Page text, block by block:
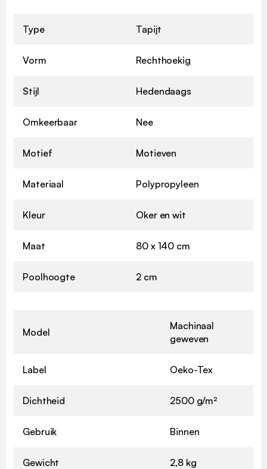
Type Tapijt
Vorm Rechthoekig
Stijl Hedendaags
Omkeerbaar Nee
Motief Motieven
Materiaal Polypropyleen
Kleur Oker en wit
Maat 80 x 140 cm
Poolhoogte 2 cm
Model
Machinaal
geweven
Label Oeko-Tex
Dichtheid 2500 g/m²
Gebruik Binnen
Gewicht 2,8 kg